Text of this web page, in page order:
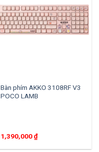
Bàn phím AKKO 3108RF V3
POCO LAMB
1,390,000₫